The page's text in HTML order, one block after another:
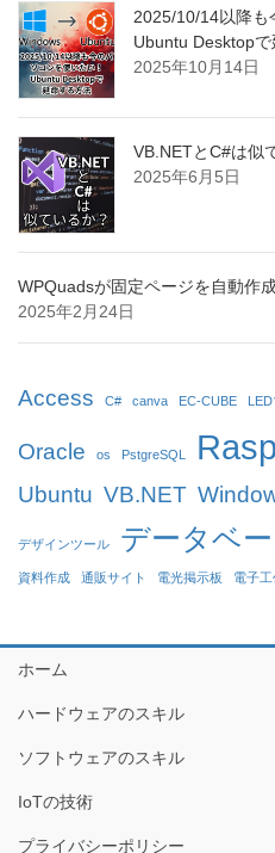
2025/10/14以降も
Ubuntu Desktop
2025年10月14日
VB.NETとC#は似
2025年6月5日
WPQuadsが固定ページを自動作
2025年2月24日
Access C# canva EC-CUBE
Oracle os PstgreSQL
Ubuntu VB.NET
デザインツール データベ
資料作成 通販サイト 電光掲示板 電子工
ホーム
ハードウェアのスキル
ソフトウェアのスキル
IoTの技術
プライバシーポリシー